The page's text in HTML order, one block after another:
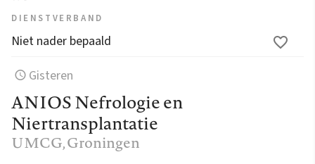
DIENSTVERBAND
Niet nader bepaald
Gisteren
ANIOS Nefrologie en
Niertransplantatie
UMCG, Groningen